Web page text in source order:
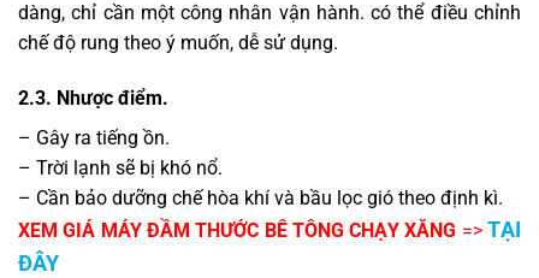
dàng, chỉ cần một công nhân vận hành. có thể điều chỉnh
chế độ rung theo ý muốn, dễ sử dụng.
2.3. Nhược điểm.
– Gây ra tiếng ồn.
– Trời lạnh sẽ bị khó nổ.
– Cần bảo dưỡng chế hòa khí và bầu lọc gió theo định kì.
XEM GIÁ MÁY ĐẦM THƯỚC BÊ TÔNG CHẠY XĂNG => TẠI
ĐÂY